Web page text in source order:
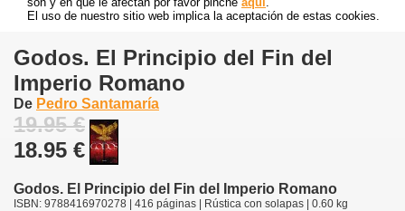
El uso de nuestro sitio web implica la aceptación de estas cookies.
Godos. El Principio del Fin del
Imperio Romano
De Pedro Santamaría
19.95 €
18.95 €
Godos. El Principio del Fin del Imperio Romano
ISBN: 9788416970278 | 416 páginas | Rústica con solapas | 0.60 kg